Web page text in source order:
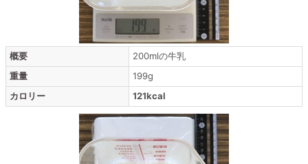
概要
200mlの牛乳
重量
199g
カロリー
121kcal